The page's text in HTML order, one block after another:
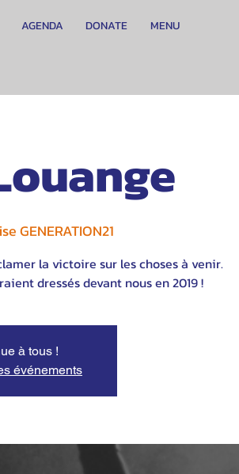
DONATE MENU
AGENDA
GENERATION21
la victoire sur les choses à venir.
dressés devant nous en 2019 !
à tous !
événements